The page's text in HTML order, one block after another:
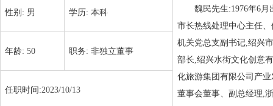
性别: 男 学历: 本科
魏民先生:1976年6
市长热线处理中心主任
机关党总支副书记,绍兴
部长,绍兴水街文化创意
化旅游集团有限公司产
董事会董事、副总经理,
年龄: 50 职务: 非独立董事
任职时间:2023/10/13